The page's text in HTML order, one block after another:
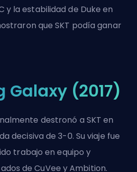
y la estabilidad de Duke en
que SKT podía ganar
Galaxy (2017)
destronó a SKT en
decisiva de 3-0. Su viaje fue
trabajo en equipo y
de CuVee y Ambition.